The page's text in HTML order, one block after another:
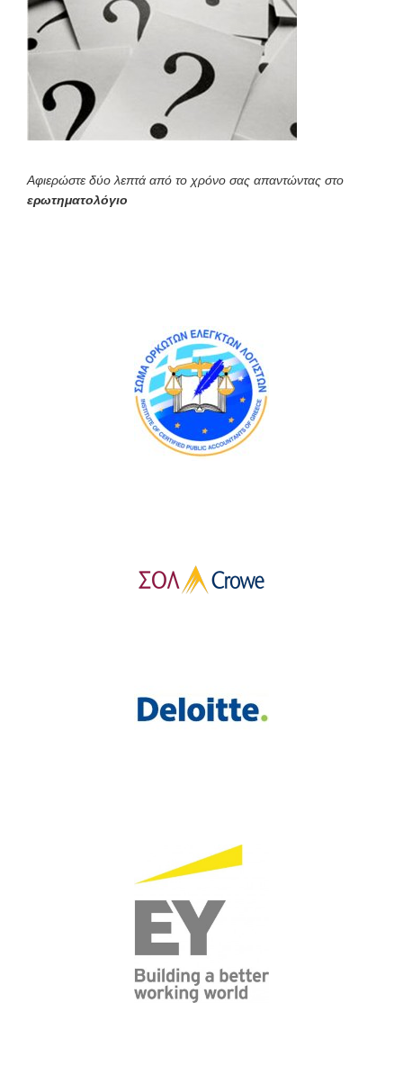
Αφιερώστε δύο λεπτά από το χρόνο σας απαντώντας στο
ερωτηματολόγιο